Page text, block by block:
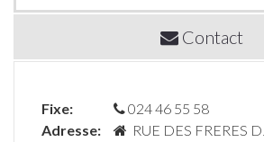
Contact
Fixe:
024 46 55 58
Adresse:
RUE DES FRERES